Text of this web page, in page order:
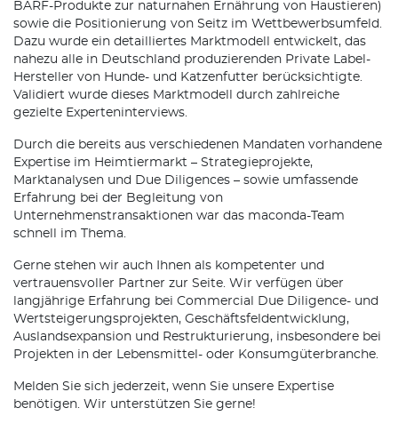
BARF-Produkte zur naturnahen Ernährung von Haustieren)
sowie die Positionierung von Seitz im Wettbewerbsumfeld.
Dazu wurde ein detailliertes Marktmodell entwickelt, das
nahezu alle in Deutschland produzierenden Private Label-
Hersteller von Hunde- und Katzenfutter berücksichtigte.
Validiert wurde dieses Marktmodell durch zahlreiche
gezielte Experteninterviews.
Durch die bereits aus verschiedenen Mandaten vorhandene
Expertise im Heimtiermarkt – Strategieprojekte,
Marktanalysen und Due Diligences – sowie umfassende
Erfahrung bei der Begleitung von
Unternehmenstransaktionen war das maconda-Team
schnell im Thema.
Gerne stehen wir auch Ihnen als kompetenter und
vertrauensvoller Partner zur Seite. Wir verfügen über
langjährige Erfahrung bei Commercial Due Diligence- und
Wertsteigerungsprojekten, Geschäftsfeldentwicklung,
Auslandsexpansion und Restrukturierung, insbesondere bei
Projekten in der Lebensmittel- oder Konsumgüterbranche.
Melden Sie sich jederzeit, wenn Sie unsere Expertise
benötigen. Wir unterstützen Sie gerne!